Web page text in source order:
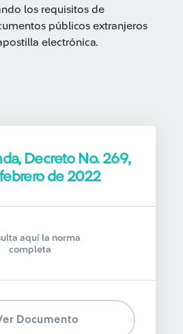
los requisitos de
públicos extranjeros
electrónica.
Decreto No. 269,
de 2022
aquí la norma
completa
Documento